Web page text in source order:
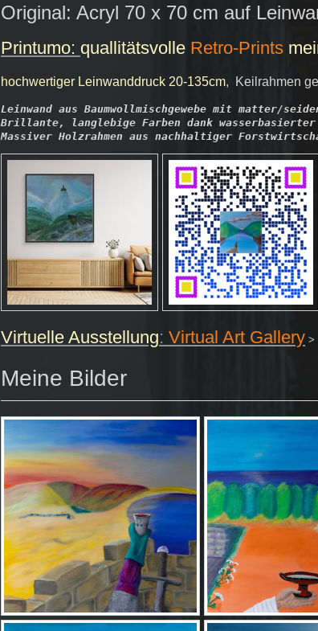
Original: Acryl 70 x 70 cm auf
Printumo: quallitätsvolle Retro-Prints
hochwertiger Leinwanddruck 20-135cm, Keilrahmen
Leinwand aus Baumwollmischgewebe mit matter/
Brillante, langlebige Farben dank wasserbasierter
Massiver Holzrahmen aus nachhaltiger
Virtuelle Ausstellung: Virtual Art Gallery >
Meine Bilder